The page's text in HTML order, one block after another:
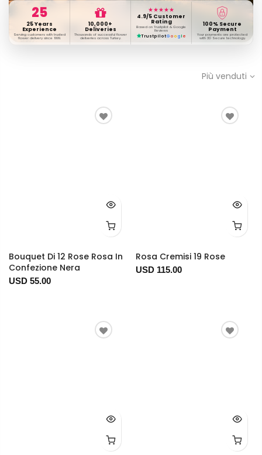
25
25 Years
Experience
Serving customers with trusted
flower delivery since 1999.
10,000+
Deliveries
Thousands of successful flower
deliveries across Turkey.
★★★★★
4.9/5 Customer
Rating
Based on Trustpilot & Google
Reviews
TrustpilotG o o g l e
100% Secure
Payment
Your payments are protected
with 3D Secure technology.
Più venduti
Bouquet Di 12 Rose Rosa In
Confezione Nera
USD 55.00
Rosa Cremisi 19 Rose
USD 115.00